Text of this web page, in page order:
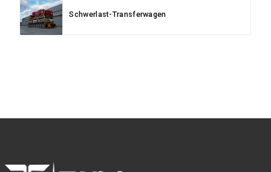
Schwerlast-Transferwagen